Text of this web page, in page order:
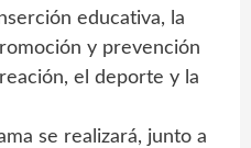
educativa, la
y prevención
el deporte y la
se realizará, junto a